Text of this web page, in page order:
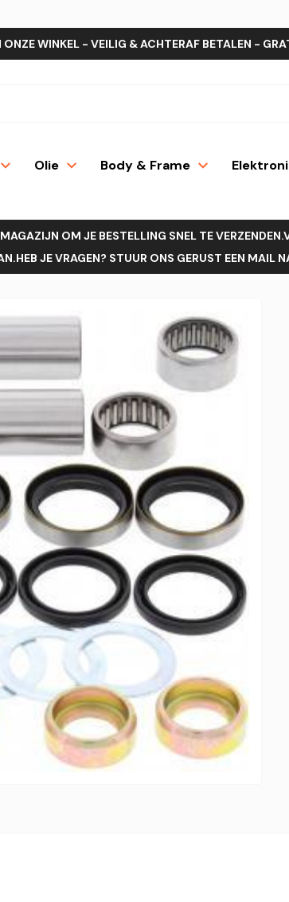
ONZE WINKEL - VEILIG & ACHTERAF BETALEN -
Olie Body & Frame
OM JE BESTELLING SNEL TE
JE VRAGEN? STUUR ONS GERUST EEN